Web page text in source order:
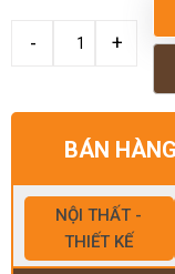
BÁN
NỘI THẤT -
THIẾT KẾ